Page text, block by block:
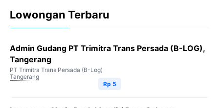
Lowongan Terbaru
Admin Gudang PT Trimitra Trans Persada (B-LOG),
Tangerang
PT Trimitra Trans Persada (B-Log)
Tangerang
Rp 5